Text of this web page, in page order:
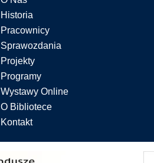
Historia
Pracownicy
Sprawozdania
Projekty
Programy
Wystawy Online
O Bibliotece
Kontakt